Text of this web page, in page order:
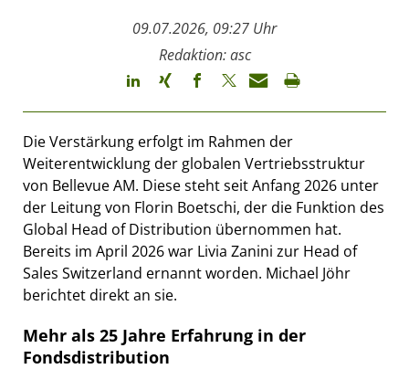
09.07.2026, 09:27 Uhr
Redaktion: asc
Die Verstärkung erfolgt im Rahmen der
Weiterentwicklung der globalen Vertriebsstruktur
von Bellevue AM. Diese steht seit Anfang 2026 unter
der Leitung von Florin Boetschi, der die Funktion des
Global Head of Distribution übernommen hat.
Bereits im April 2026 war Livia Zanini zur Head of
Sales Switzerland ernannt worden. Michael Jöhr
berichtet direkt an sie.
Mehr als 25 Jahre Erfahrung in der
Fondsdistribution